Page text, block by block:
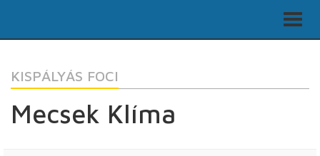
KISPÁLYÁS FOCI
Mecsek Klíma